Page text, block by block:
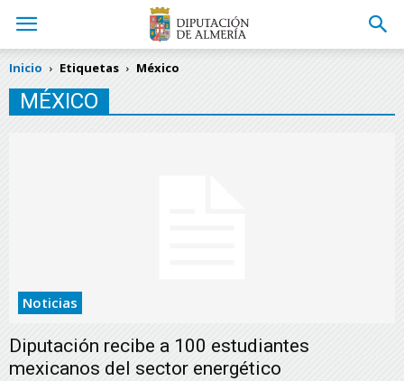
Inicio Etiquetas México
MÉXICO
Noticias
Diputación recibe a 100 estudiantes
mexicanos del sector energético